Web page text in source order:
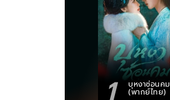
1 บุหงาซ่อนคม
(พากย์ไทย)